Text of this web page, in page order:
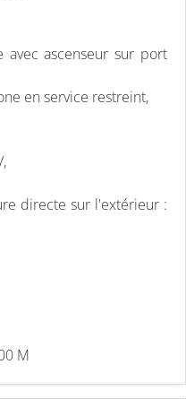
ascenseur sur port
en service restreint,
directe sur l'extérieur :
M